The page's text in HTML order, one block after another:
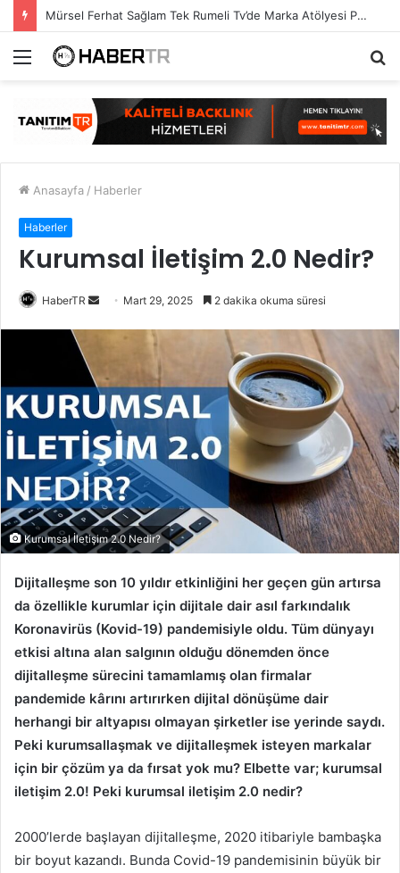
Mürsel Ferhat Sağlam Tek Rumeli Tv’de Marka Atölyesi Programına Konuk Oldu
Menü
Anasayfa / Haberler
Haberler
Kurumsal İletişim 2.0 Nedir?
HaberTR
Bir
posta
Mart 29, 2025 2 dakika okuma süresi
Kurumsal İletişim 2.0 Nedir?
Dijitalleşme son 10 yıldır etkinliğini her geçen gün artırsa
da özellikle kurumlar için dijitale dair asıl farkındalık
Koronavirüs (Kovid-19) pandemisiyle oldu. Tüm dünyayı
etkisi altına alan salgının olduğu dönemden önce
dijitalleşme sürecini tamamlamış olan firmalar
pandemide kârını artırırken dijital dönüşüme dair
herhangi bir altyapısı olmayan şirketler ise yerinde saydı.
Peki kurumsallaşmak ve dijitalleşmek isteyen markalar
için bir çözüm ya da fırsat yok mu? Elbette var; kurumsal
iletişim 2.0! Peki kurumsal iletişim 2.0 nedir?
2000’lerde başlayan dijitalleşme, 2020 itibariyle bambaşka
bir boyut kazandı. Bunda Covid-19 pandemisinin büyük bir